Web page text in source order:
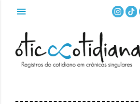
Pular para o